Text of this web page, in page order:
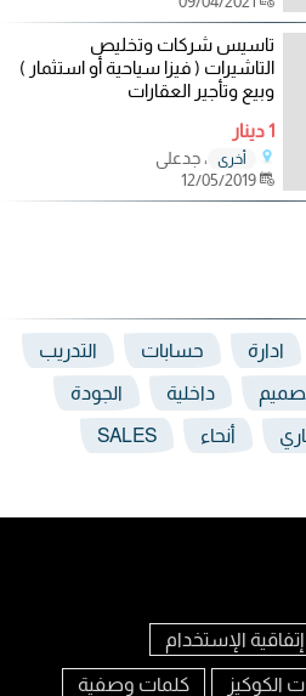
تاسيس شركات وتخليص
التاشيرات ( فيزا سياحية أو استثمار )
وبيع وتأجير العقارات
1 دينار
أخرى
، جدعلي
12/05/2019
ادارة حسابات التدريب
داخلية الجودة
أنحاء SALES
إتفاقية الإستخدام
الكوكيز كلمات وصفية